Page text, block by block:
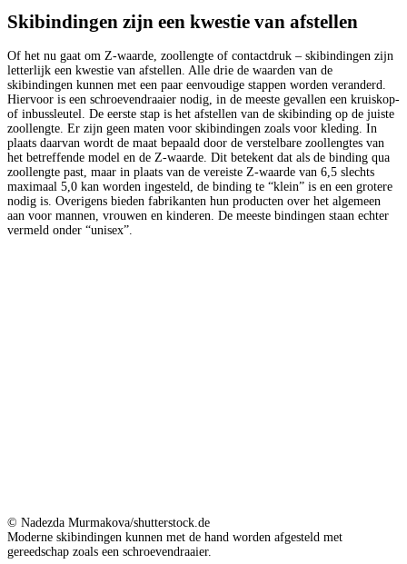
Skibindingen zijn een kwestie van afstellen
Of het nu gaat om Z-waarde, zoollengte of contactdruk – skibindingen zijn
letterlijk een kwestie van afstellen. Alle drie de waarden van de
skibindingen kunnen met een paar eenvoudige stappen worden veranderd.
Hiervoor is een schroevendraaier nodig, in de meeste gevallen een kruiskop-
of inbussleutel. De eerste stap is het afstellen van de skibinding op de juiste
zoollengte. Er zijn geen maten voor skibindingen zoals voor kleding. In
plaats daarvan wordt de maat bepaald door de verstelbare zoollengtes van
het betreffende model en de Z-waarde. Dit betekent dat als de binding qua
zoollengte past, maar in plaats van de vereiste Z-waarde van 6,5 slechts
maximaal 5,0 kan worden ingesteld, de binding te “klein” is en een grotere
nodig is. Overigens bieden fabrikanten hun producten over het algemeen
aan voor mannen, vrouwen en kinderen. De meeste bindingen staan echter
vermeld onder “unisex”.
© Nadezda Murmakova/shutterstock.de
Moderne skibindingen kunnen met de hand worden afgesteld met
gereedschap zoals een schroevendraaier.